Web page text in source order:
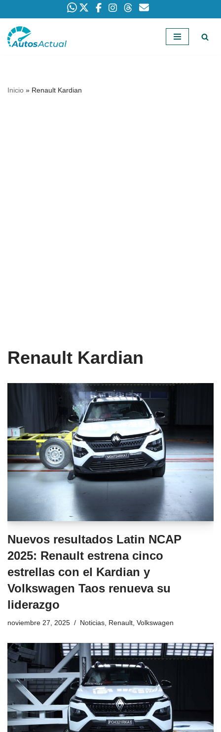
Saltar
Inicio » Renault Kardian
Renault Kardian
Nuevos resultados Latin NCAP
2025: Renault estrena cinco
estrellas con el Kardian y
Volkswagen Taos renueva su
liderazgo
noviembre 27, 2025 Noticias Renault Volkswagen